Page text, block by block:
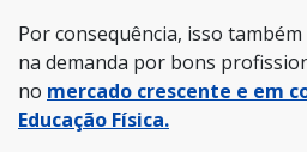
Por consequência, isso
na demanda por bons
no mercado crescente e em
Educação Física.